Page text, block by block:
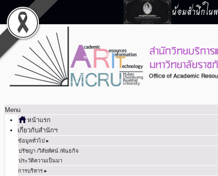
น้อมสำนึกใน
Menu
หน้าแรก
เกี่ยวกับสำนักฯ
ข้อมูลทั่วไป ▸
ปรัชญา /วิสัยทัศน์ /พันธกิจ
ประวัติความเป็นมา
การบริหาร ▸